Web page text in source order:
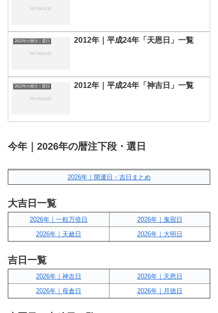
2012年の暦注｜選日 2012年｜平成24年「天恩日」一覧
2012年の暦注｜選日 2012年｜平成24年「神吉日」一覧
今年｜2026年の暦注下段・選日
2026年｜開運日・吉日まとめ
大吉日一覧
2026年｜一粒万倍日
2026年｜鬼宿日
2026年｜天赦日
2026年｜大明日
吉日一覧
2026年｜神吉日
2026年｜天恩日
2026年｜母倉日
2026年｜月徳日